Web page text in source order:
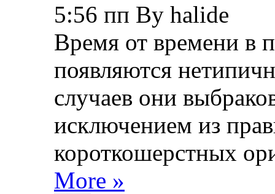
5:56 пп By halide
Время от времени в
появляются
случаев они
исключением из
короткошерстных
More »